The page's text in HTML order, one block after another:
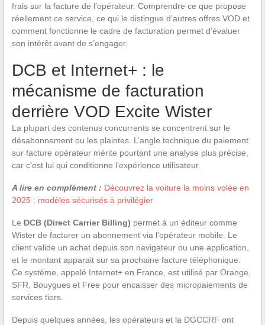
frais sur la facture de l’opérateur. Comprendre ce que propose
réellement ce service, ce qui le distingue d’autres offres VOD et
comment fonctionne le cadre de facturation permet d’évaluer
son intérêt avant de s’engager.
DCB et Internet+ : le
mécanisme de facturation
derrière VOD Excite Wister
La plupart des contenus concurrents se concentrent sur le
désabonnement ou les plaintes. L’angle technique du paiement
sur facture opérateur mérite pourtant une analyse plus précise,
car c’est lui qui conditionne l’expérience utilisateur.
A lire en complément : Découvrez la voiture la moins volée en
2025 : modèles sécurisés à privilégier
Le DCB (Direct Carrier Billing) permet à un éditeur comme
Wister de facturer un abonnement via l’opérateur mobile. Le
client valide un achat depuis son navigateur ou une application,
et le montant apparait sur sa prochaine facture téléphonique.
Ce système, appelé Internet+ en France, est utilisé par Orange,
SFR, Bouygues et Free pour encaisser des micropaiements de
services tiers.
Depuis quelques années, les opérateurs et la DGCCRF ont